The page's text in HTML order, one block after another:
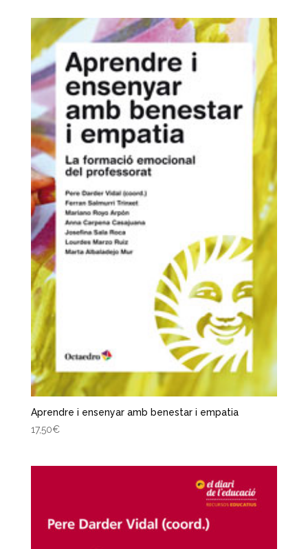
Aprendre i ensenyar amb benestar i empatia
17,50€